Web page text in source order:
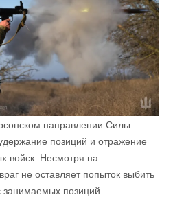
направлении Силы
позиций и отражение
войск. Несмотря на
не оставляет попыток выбить
позиций.